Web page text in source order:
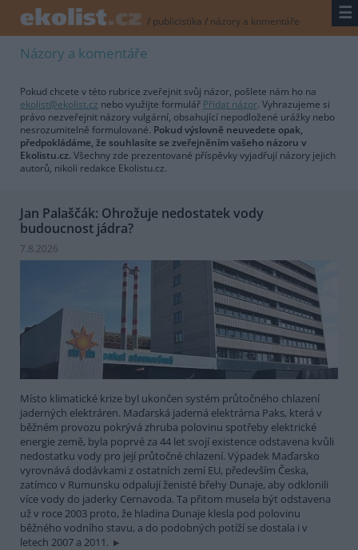
/ publicistika / názory a komentáře ☰
Názory a komentáře
Pokud chcete v této rubrice zveřejnit svůj názor, pošlete nám ho na
ekolist@ekolist.cz nebo využijte formulář Přidat názor. Vyhrazujeme si
právo nezveřejnit názory vulgární, obsahující nepodložené urážky nebo
nesrozumitelně formulované. Pokud výslovně neuvedete opak,
předpokládáme, že souhlasíte se zveřejněním vašeho názoru v
Ekolistu.cz. Všechny zde prezentované příspěvky vyjadřují názory jejich
autorů, nikoli redakce Ekolistu.cz.
Jan Palaščák: Ohrožuje nedostatek vody
budoucnost jádra?
7.8.2026
Místo klimatické krize byl ukončen systém průtočného chlazení
jaderných elektráren. Maďarská jaderná elektrárna Paks, která v
běžném provozu pokrývá zhruba polovinu spotřeby elektrické
energie země, byla poprvé za 44 let svojí existence odstavena kvůli
nedostatku vody pro její průtočné chlazení. Výpadek Maďarsko
vyrovnává dodávkami z ostatních zemí EU, především Česka,
zatímco v Rumunsku odpalují ženisté břehy Dunaje, aby odklonili
více vody do jaderky Cernavoda. Ta přitom musela být odstavena
už v roce 2003 proto, že hladina Dunaje klesla pod polovinu
běžného vodního stavu, a do podobných potíží se dostala i v
letech 2007 a 2011.